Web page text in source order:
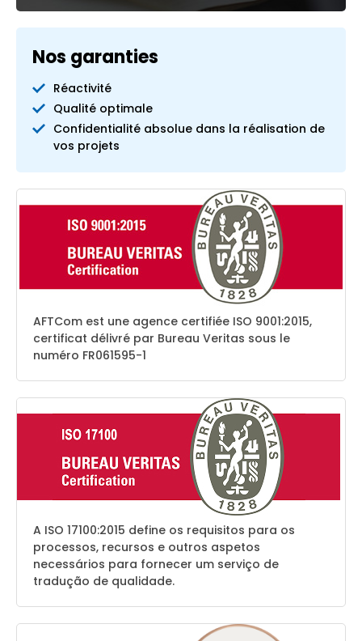
Nos garanties
Réactivité
Qualité optimale
Confidentialité absolue dans la réalisation de
vos projets
AFTCom est une agence certifiée ISO 9001:2015,
certificat délivré par Bureau Veritas sous le
numéro FR061595-1
A ISO 17100:2015 define os requisitos para os
processos, recursos e outros aspetos
necessários para fornecer um serviço de
tradução de qualidade.